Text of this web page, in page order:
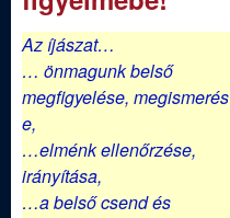
Az íjászat…
… önmagunk belső
megfigyelése, megismerés
e,
…elménk ellenőrzése,
irányítása,
…a belső csend és